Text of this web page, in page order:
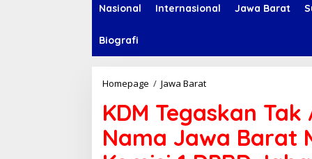
Nasional Internasional Jawa Barat
Biografi
Homepage / Jawa Barat
M
T
e
g
KDM Tegaskan
Nama Jawa Barat